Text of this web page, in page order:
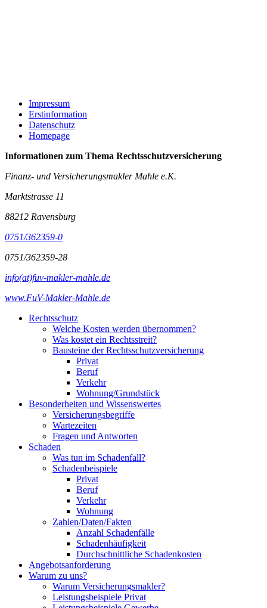
Impressum
Erstinformation
Datenschutz
Homepage
Informationen zum Thema Rechtsschutzversicherung
Finanz- und Versicherungsmakler Mahle e.K.
Marktstrasse 11
88212 Ravensburg
0751/362359-0
0751/362359-28
info(at)fuv-makler-mahle.de
www.FuV-Makler-Mahle.de
Rechtsschutz
Welche Kosten werden übernommen?
Was kostet ein Rechtsstreit?
Bausteine der Rechtsschutzversicherung
Privat
Beruf
Verkehr
Wohnung/Grundstück
Besonderheiten und Wissenswertes
Versicherungsbegriffe
Wartezeiten
Fragen und Antworten
Schaden
Was tun im Schadenfall?
Schadenbeispiele
Privat
Beruf
Verkehr
Wohnung
Zahlen/Daten/Fakten
Anzahl Schadenfälle
Schadenhäufigkeit
Durchschnittliche Schadenkosten
Angebotsanforderung
Warum zu uns?
Warum Versicherungsmakler?
Leistungsbeispiele Privat